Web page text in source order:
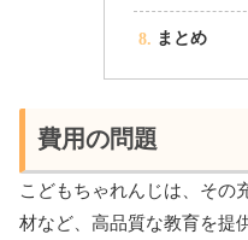
まとめ
費用の問題
こどもちゃれんじは、その
材など、高品質な教育を提